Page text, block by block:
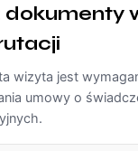
dokumenty
wizyta jest
umowy o